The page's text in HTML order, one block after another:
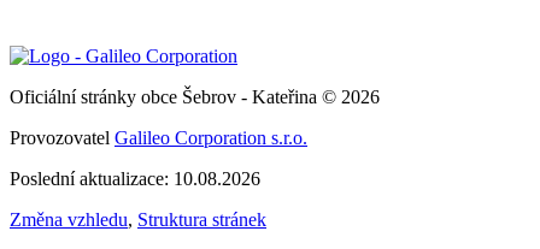
Oficiální stránky obce Šebrov - Kateřina © 2026
Provozovatel Galileo Corporation s.r.o.
Poslední aktualizace: 10.08.2026
Změna vzhledu, Struktura stránek